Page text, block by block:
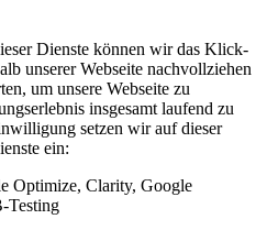
Dienste können wir das Klick-
unserer Webseite nachvollziehen
um unsere Webseite zu
insgesamt laufend zu
setzen wir auf dieser
ein:
Optimize, Clarity, Google
Testing